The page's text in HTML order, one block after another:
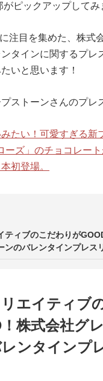
ピックアップしてみ
注目を集めた、株式
ンタインに関するプレ
いと思います！
ストーンさんのプレ
たい！可愛すぎる新
ーズ」のチョコレー
初登場。
ティブのこだわりが
ンのバレンタインプレス
ント1：ビジュアルのク
ント2：「バレンタイン
ンドを語る
エイティブ
株式会社グ
レンタインプ